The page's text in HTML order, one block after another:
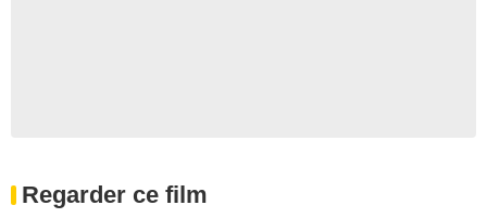
Regarder ce film